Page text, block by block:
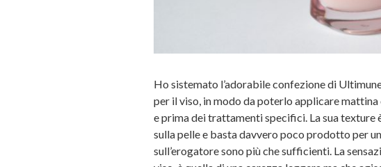
Ho sistemato l’adorabile confezione di
per il viso, in modo da poterlo applicare
e prima dei trattamenti specifici. La sua texture
sulla pelle e basta davvero poco prodotto per
sull’erogatore sono più che sufficienti. La